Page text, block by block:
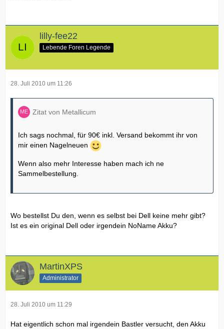
lilly-fee22
Lebende Foren Legende
28. Juli 2010 um 11:26
Zitat von Metallicum
Ich sags nochmal, für 90€ inkl. Versand bekommt ihr von
mir einen Nagelneuen
Wenn also mehr Interesse haben mach ich ne
Sammelbestellung.
Wo bestellst Du den, wenn es selbst bei Dell keine mehr gibt?
Ist es ein original Dell oder irgendein NoName Akku?
MartinXPS
Administrator
28. Juli 2010 um 11:29
Hat eigentlich schon mal irgendein Bastler versucht, den Akku